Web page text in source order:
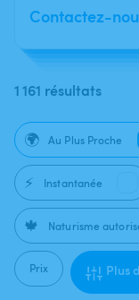
Contactez-
1 161 résultats
🌍 Au Plus Proche
⚡ Instantanée
🍁 Naturisme
Prix Plus